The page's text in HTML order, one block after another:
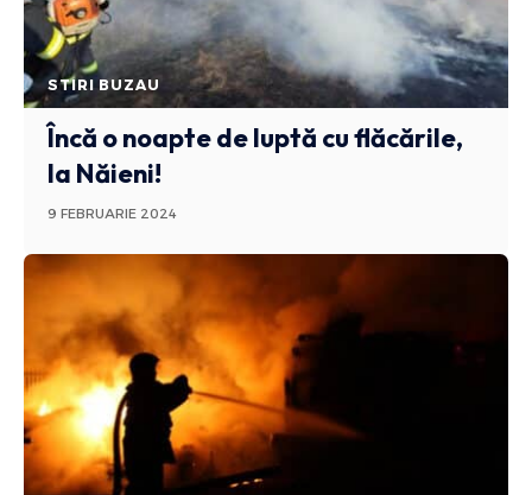
STIRI BUZAU
Încă o noapte de luptă cu flăcările,
la Năieni!
9 FEBRUARIE 2024